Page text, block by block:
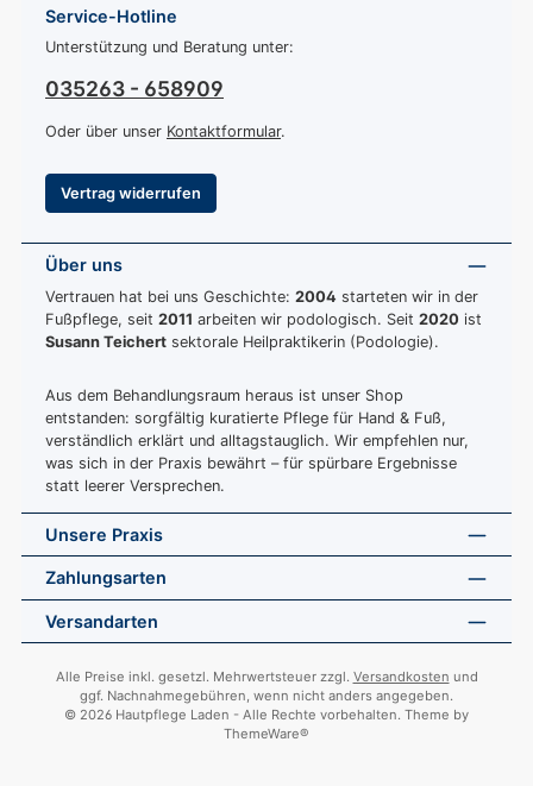
Service-Hotline
Unterstützung und Beratung unter:
035263 - 658909
Oder über unser Kontaktformular.
Vertrag widerrufen
Über uns
Vertrauen hat bei uns Geschichte: 2004 starteten wir in der
Fußpflege, seit 2011 arbeiten wir podologisch. Seit 2020 ist
Susann Teichert sektorale Heilpraktikerin (Podologie).
Aus dem Behandlungsraum heraus ist unser Shop
entstanden: sorgfältig kuratierte Pflege für Hand & Fuß,
verständlich erklärt und alltagstauglich. Wir empfehlen nur,
was sich in der Praxis bewährt – für spürbare Ergebnisse
statt leerer Versprechen.
Unsere Praxis
Zahlungsarten
Versandarten
Alle Preise inkl. gesetzl. Mehrwertsteuer zzgl. Versandkosten und
ggf. Nachnahmegebühren, wenn nicht anders angegeben.
© 2026 Hautpflege Laden - Alle Rechte vorbehalten. Theme by
ThemeWare®